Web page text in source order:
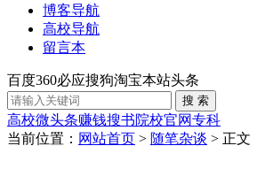
博客导航
高校导航
留言本
百度360必应搜狗淘宝本站头条
高校微头条赚钱搜书院校官网专科
当前位置： 网站首页 > 随笔杂谈 > 正文